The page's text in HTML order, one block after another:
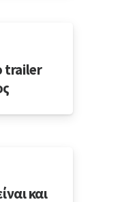
trailer
και